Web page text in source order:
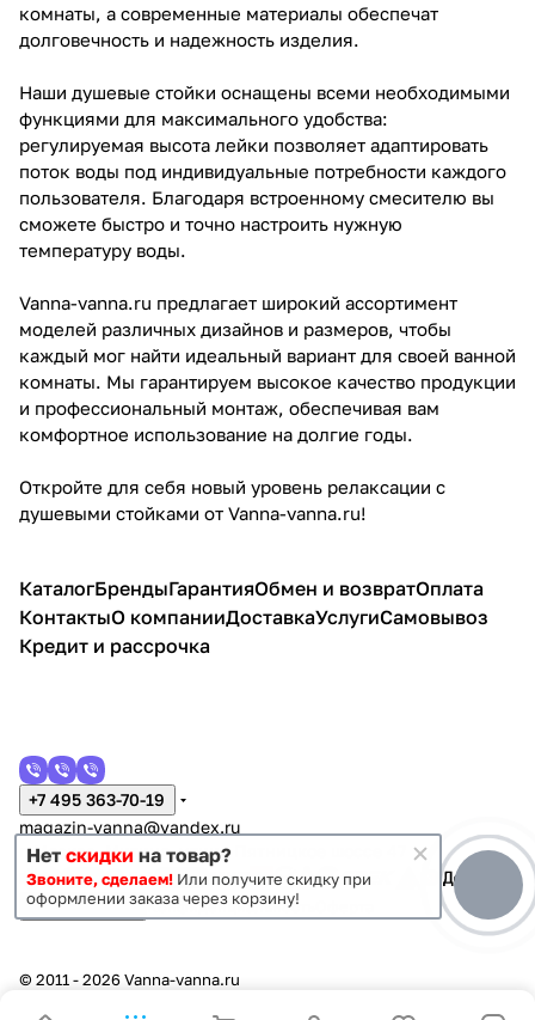
комнаты, а современные материалы обеспечат
долговечность и надежность изделия.
Наши душевые стойки оснащены всеми необходимыми
функциями для максимального удобства:
регулируемая высота лейки позволяет адаптировать
поток воды под индивидуальные потребности каждого
пользователя. Благодаря встроенному смесителю вы
сможете быстро и точно настроить нужную
температуру воды.
Vanna-vanna.ru предлагает широкий ассортимент
моделей различных дизайнов и размеров, чтобы
каждый мог найти идеальный вариант для своей ванной
комнаты. Мы гарантируем высокое качество продукции
и профессиональный монтаж, обеспечивая вам
комфортное использование на долгие годы.
Откройте для себя новый уровень релаксации с
душевыми стойками от Vanna-vanna.ru!
КаталогБрендыГарантияОбмен и возвратОплата
КонтактыО компанииДоставкаУслугиСамовывоз
Кредит и рассрочка
+7 495 363-70-19
magazin-vanna@yandex.ru
г. Москва, Митино, улица Пятницкое шоссе 47
Темная тема Конфиденциальность
© 2011 - 2026 Vanna-vanna.ru
Нет скидки на товар?
Звоните, сделаем! Или получите скидку при
оформлении заказа через корзину!